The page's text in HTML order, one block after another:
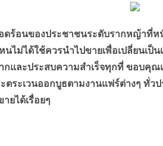
นของประชาชนระดับรากหญ้าที่หนั
ไม่ได้ใช้ควรนำไปขายเพื่อเปลี่ยนเป็น
กและประสบความสำเร็จทุกที่ ขอบคุ
ระเวนออกบูธตามงานแฟร์ต่างๆ ทั่ว
ยได้เรื่อยๆ